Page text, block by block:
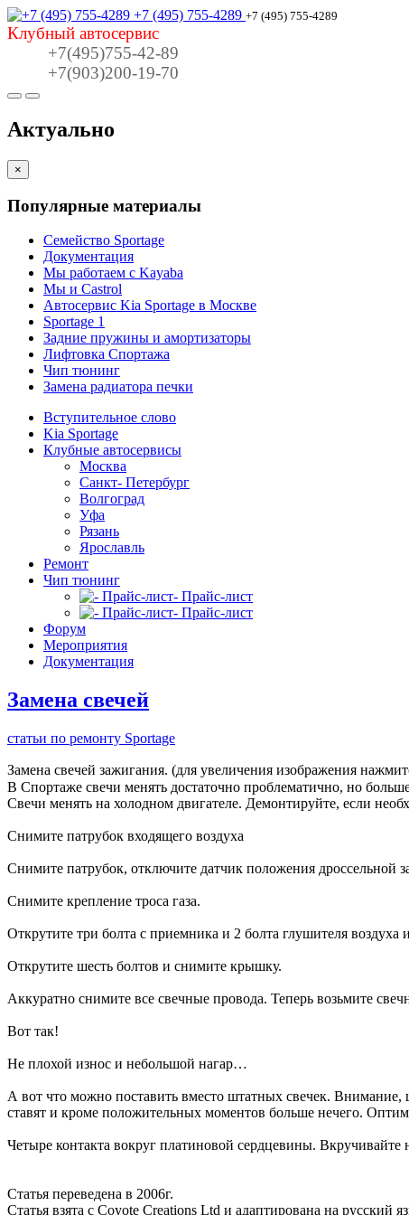
+7 (495) 755-4289 +7 (495) 755-4289
Клубный автосервис
+7(495)755-42-89
+7(903)200-19-70
Актуально
×
Популярные материалы
Семейство Sportage
Документация
Мы работаем с Kayaba
Мы и Castrol
Автосервис Kia Sportage в Москве
Sportage 1
Задние пружины и амортизаторы
Лифтовка Спортажа
Чип тюнинг
Замена радиатора печки
Вступительное слово
Kia Sportage
Клубные автосервисы
Москва
Санкт- Петербург
Волгоград
Уфа
Рязань
Ярославль
Ремонт
Чип тюнинг
- Прайс-лист
- Прайс-лист
Форум
Мероприятия
Документация
Замена свечей
статьи по ремонту Sportage
Замена свечей зажигания. (для увеличения изображения
В Спортаже свечи менять достаточно проблематично, но
Свечи менять на холодном двигателе. Демонтируйте, если
Снимите патрубок входящего воздуха
Снимите патрубок, отключите датчик положения дроссельной
Снимите крепление троса газа.
Открутите три болта с приемника и 2 болта глушителя воздуха
Открутите шесть болтов и снимите крышку.
Аккуратно снимите все свечные провода. Теперь возьмите
Вот так!
Не плохой износ и небольшой нагар…
А вот что можно поставить вместо штатных свечек. Внимание,
ставят и кроме положительных моментов больше нечего.
Четыре контакта вокруг платиновой сердцевины. Вкручивайте
Статья переведена в 2006г.
Статья взята с Coyote Creations Ltd и адаптирована на русский